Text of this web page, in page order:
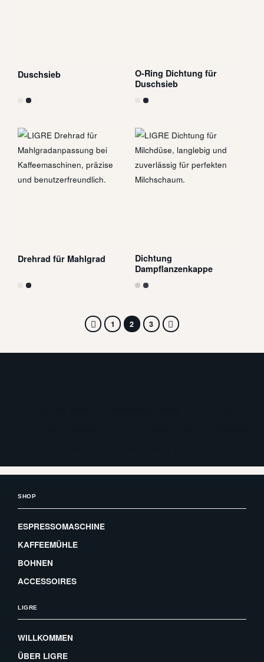
Duschsieb
O-Ring Dichtung für
Duschsieb
Drehrad für Mahlgrad
Dichtung
Dampflanzenkappe
1 2 3
SHOP
ESPRESSOMASCHINE
KAFFEEMÜHLE
BOHNEN
ACCESSOIRES
LIGRE
WILLKOMMEN
ÜBER LIGRE